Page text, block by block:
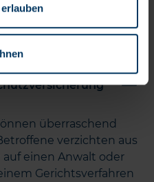
auf die häufigsten
überraschend
verzichten aus
einen Anwalt oder
Gerichtsverfahren